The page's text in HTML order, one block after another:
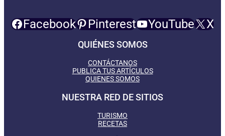
Facebook Pinterest YouTube X
QUIÉNES SOMOS
CONTÁCTANOS
PUBLICA TUS ARTÍCULOS
QUIENES SOMOS
NUESTRA RED DE SITIOS
TURISMO
RECETAS